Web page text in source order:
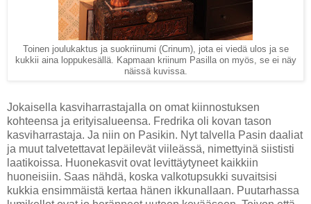
Toinen joulukaktus ja suokriinumi (Crinum), jota ei viedä ulos ja se
kukkii aina loppukesällä. Kapmaan kriinum Pasilla on myös, se ei näy
näissä kuvissa.
Jokaisella kasviharrastajalla on omat kiinnostuksen
kohteensa ja erityisalueensa. Fredrika oli kovan tason
kasviharrastaja. Ja niin on Pasikin. Nyt talvella Pasin daaliat
ja muut talvetettavat lepäilevät viileässä, nimettyinä siististi
laatikoissa. Huonekasvit ovat levittäytyneet kaikkiin
huoneisiin. Saas nähdä, koska valkotupsukki suvaitsisi
kukkia ensimmäistä kertaa hänen ikkunallaan. Puutarhassa